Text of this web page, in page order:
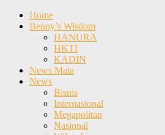
Home
Benny’s Wisdom
HANURA
HKTI
KADIN
News Mata
News
Bisnis
Internasional
Megapolitan
Nasional